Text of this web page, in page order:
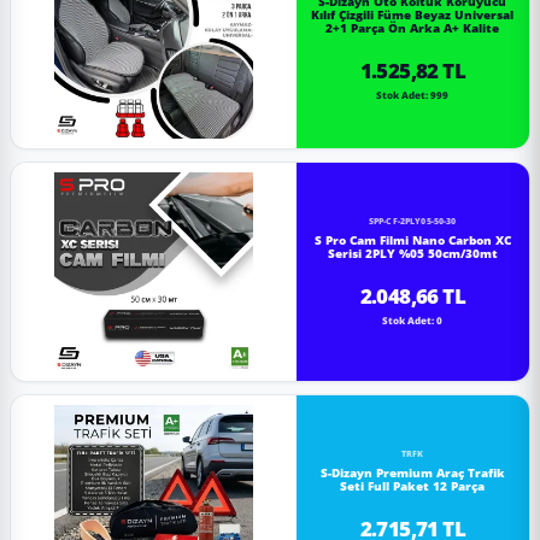
Kılıf Çizgili Füme Beyaz Universal
2+1 Parça Ön Arka A+ Kalite
1.525,82 TL
Stok Adet: 999
SPP-CF-2PLY05-50-30
S Pro Cam Filmi Nano Carbon XC
Serisi 2PLY %05 50cm/30mt
2.048,66 TL
Stok Adet: 0
TRFK
S-Dizayn Premium Araç Trafik
Seti Full Paket 12 Parça
2.715,71 TL